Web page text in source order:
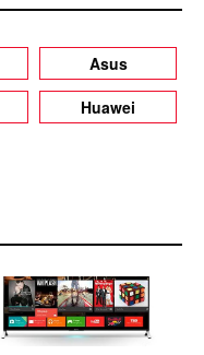
Asus
Huawei